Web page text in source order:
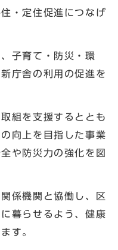
・定住促進につなげ
子育て・防災・環
庁舎の利用の促進を
組を支援するととも
向上を目指した事業
や防災力の強化を図
係機関と協働し、区
暮らせるよう、健康
す。